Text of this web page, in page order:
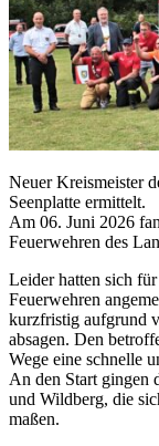
Neuer Kreismeister
Seenplatte ermittelt.
Am 06. Juni 2026
Feuerwehren des
Leider hatten sich
Feuerwehren
kurzfristig aufgrund
absagen. Den
Wege eine schnelle
An den Start gingen
und Wildberg, die
maßen.